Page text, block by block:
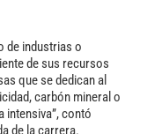
de industrias o
de sus recursos
que se dedican al
carbón mineral o
intensiva”, contó
de la carrera.